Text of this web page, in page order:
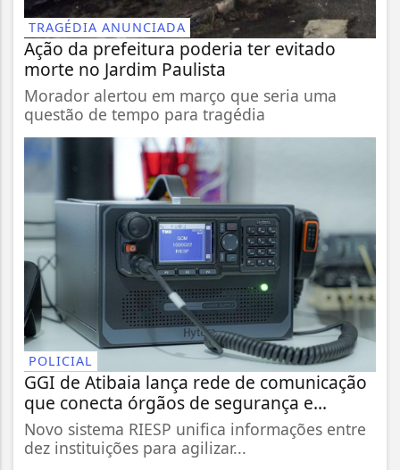
TRAGÉDIA ANUNCIADA
Ação da prefeitura poderia ter evitado
morte no Jardim Paulista
Morador alertou em março que seria uma
questão de tempo para tragédia
POLICIAL
GGI de Atibaia lança rede de comunicação
que conecta órgãos de segurança e...
Novo sistema RIESP unifica informações entre
dez instituições para agilizar...